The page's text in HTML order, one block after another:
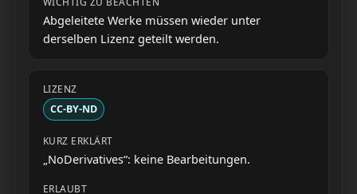
Abgeleitete Werke müssen wieder unter
derselben Lizenz geteilt werden.
CC-BY-ND
„NoDerivatives“: keine Bearbeitungen.